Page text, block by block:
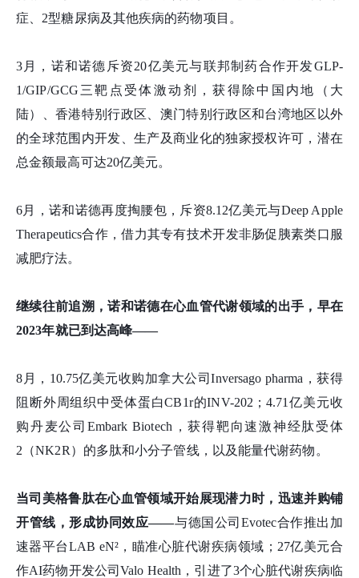
症、2型糖尿病及其他疾病的药物项目。
3月，诺和诺德斥资20亿美元与联邦制药合作开发GLP-
1/GIP/GCG三靶点受体激动剂，获得除中国内地（大
陆）、香港特别行政区、澳门特别行政区和台湾地区以外
的全球范围内开发、生产及商业化的独家授权许可，潜在
总金额最高可达20亿美元。
6月， 诺和诺德再度掏腰包，斥资8.12亿美元与Deep Apple
Therapeutics合作，借力其专有技术开发非肠促胰素类口服
减肥疗法。
继续往前追溯，诺和诺德在心血管代谢领域的出手，早在
2023年就已到达高峰——
8月，10.75亿美元收购加拿大公司Inversago pharma，获得
阻断外周组织中受体蛋白CB1r的INV-202；4.71亿美元收
购丹麦公司Embark Biotech，获得靶向速激神经肽受体
2（NK2R）的多肽和小分子管线，以及能量代谢药物。
当司美格鲁肽在心血管领域开始展现潜力时，迅速并购铺
开管线，形成协同效应——与德国公司Evotec合作推出加
速器平台LAB eN²，瞄准心脏代谢疾病领域；27亿美元合
作AI药物开发公司Valo Health，引进了3个心脏代谢疾病临